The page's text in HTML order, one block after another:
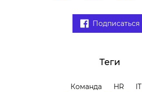
Подписаться
Теги
Команда HR IT